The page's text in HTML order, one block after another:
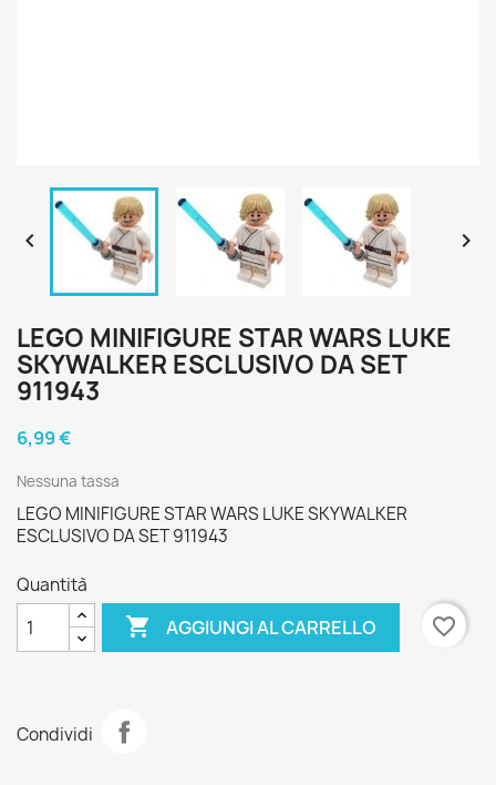
 
LEGO MINIFIGURE STAR WARS LUKE
SKYWALKER ESCLUSIVO DA SET
911943
6,99 €
Nessuna tassa
LEGO MINIFIGURE STAR WARS LUKE SKYWALKER
ESCLUSIVO DA SET 911943
Quantità
 AGGIUNGI AL CARRELLO favorite_border
Condividi